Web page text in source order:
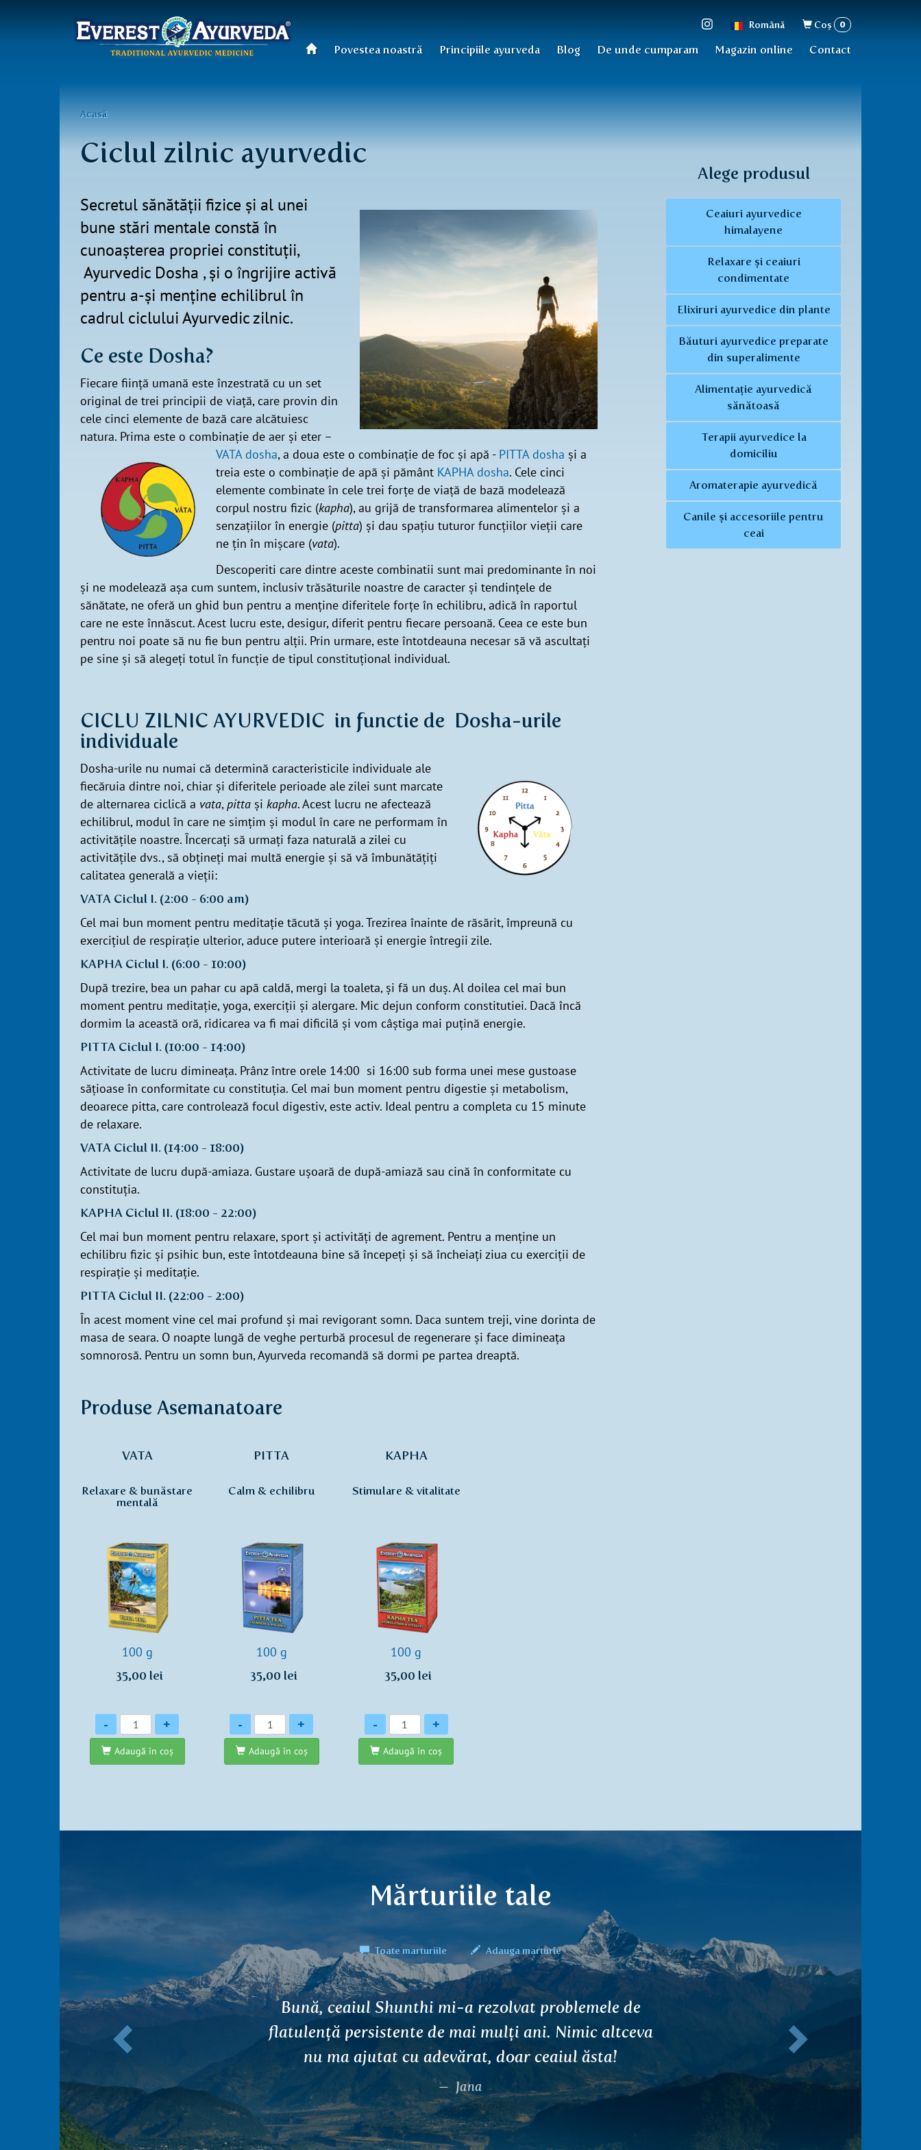
Română
Formular
de
căutare
Coş 0
Meniu
principal
Povestea noastră Principiile ayurveda Blog De unde cumparam Magazin online Contact
Eşti
aici
Acasă
Ciclul zilnic ayurvedic
Secretul sănătății fizice și al unei
bune stări mentale constă în
cunoașterea propriei constituții,
Ayurvedic Dosha , și o îngrijire activă
pentru a-și menține echilibrul în
cadrul ciclului Ayurvedic zilnic.
Ce este Dosha?
Fiecare ființă umană este înzestrată cu un set
original de trei principii de viață, care provin din
cele cinci elemente de bază care alcătuiesc
natura. Prima este o combinație de aer și eter –
VATA dosha, a doua este o combinație de foc și apă - PITTA dosha și a
treia este o combinație de apă și pământ KAPHA dosha. Cele cinci
elemente combinate în cele trei forțe de viață de bază modelează
corpul nostru fizic (kapha), au grijă de transformarea alimentelor și a
senzațiilor în energie (pitta) și dau spațiu tuturor funcțiilor vieții care
ne țin în mișcare (vata).
Descoperiti care dintre aceste combinatii sunt mai predominante în noi
și ne modelează așa cum suntem, inclusiv trăsăturile noastre de caracter și tendințele de
sănătate, ne oferă un ghid bun pentru a menține diferitele forțe în echilibru, adică în raportul
care ne este înnăscut. Acest lucru este, desigur, diferit pentru fiecare persoană. Ceea ce este bun
pentru noi poate să nu fie bun pentru alții. Prin urmare, este întotdeauna necesar să vă ascultați
pe sine și să alegeți totul în funcție de tipul constituțional individual.
CICLU ZILNIC AYURVEDIC in functie de Dosha-urile
individuale
Dosha-urile nu numai că determină caracteristicile individuale ale
fiecăruia dintre noi, chiar și diferitele perioade ale zilei sunt marcate
de alternarea ciclică a vata,pitta și kapha. Acest lucru ne afectează
echilibrul, modul în care ne simțim și modul în care ne performam în
activitățile noastre. Încercați să urmați faza naturală a zilei cu
activitățile dvs., să obțineți mai multă energie și să vă îmbunătățiți
calitatea generală a vieții:
VATA Ciclul I. (2:00 - 6:00 am)
Cel mai bun moment pentru meditație tăcută și yoga. Trezirea înainte de răsărit, împreună cu
exercițiul de respirație ulterior, aduce putere interioară și energie întregii zile.
KAPHA Ciclul I. (6:00 - 10:00)
După trezire, bea un pahar cu apă caldă, mergi la toaleta, și fă un duș. Al doilea cel mai bun
moment pentru meditație, yoga, exerciții și alergare. Mic dejun conform constitutiei. Dacă încă
dormim la această oră, ridicarea va fi mai dificilă și vom câștiga mai puțină energie.
PITTA Ciclul I. (10:00 - 14:00)
Activitate de lucru dimineața. Prânz între orele 14:00 si 16:00 sub forma unei mese gustoase
sățioase în conformitate cu constituția. Cel mai bun moment pentru digestie și metabolism,
deoarece pitta, care controlează focul digestiv, este activ. Ideal pentru a completa cu 15 minute
de relaxare.
VATA Ciclul II. (14:00 - 18:00)
Activitate de lucru după-amiaza. Gustare ușoară de după-amiază sau cină în conformitate cu
constituția.
KAPHA Ciclul II. (18:00 - 22:00)
Cel mai bun moment pentru relaxare, sport și activități de agrement. Pentru a menține un
echilibru fizic și psihic bun, este întotdeauna bine să începeți și să încheiați ziua cu exerciții de
respirație și meditație.
PITTA Ciclul II. (22:00 - 2:00)
În acest moment vine cel mai profund și mai revigorant somn. Daca suntem treji, vine dorinta de
masa de seara. O noapte lungă de veghe perturbă procesul de regenerare și face dimineața
somnorosă. Pentru un somn bun, Ayurveda recomandă să dormi pe partea dreaptă.
Produse Asemanatoare
VATA
Relaxare & bunăstare
mentală
100 g
35,00 lei
Cantitate
- +
Adaugă în coş
PITTA
Calm & echilibru
100 g
35,00 lei
Cantitate
- +
Adaugă în coş
KAPHA
Stimulare & vitalitate
100 g
35,00 lei
Cantitate
- +
Adaugă în coş
Alege produsul
Ceaiuri ayurvedice
himalayene
Relaxare și ceaiuri
condimentate
Elixiruri ayurvedice din plante
Băuturi ayurvedice preparate
din superalimente
Alimentație ayurvedică
sănătoasă
Terapii ayurvedice la
domiciliu
Aromaterapie ayurvedică
Canile și accesoriile pentru
ceai
Mărturiile tale
Toate marturiile Adauga marturie
Înainte de a încerca ceaiurile Everest Ayurveda, nu
exista un ceai care să mă ajute. Ceaiul dvstra
reprezintă parte integrantă din kitul de prim-ajutor
de la domiciliu și mă mențin fascinat de efectele. Nu
pot stai fără Udana după muncă.
Jan Mazanec, zdravotní masáže Praha 6
Anterior Următorul